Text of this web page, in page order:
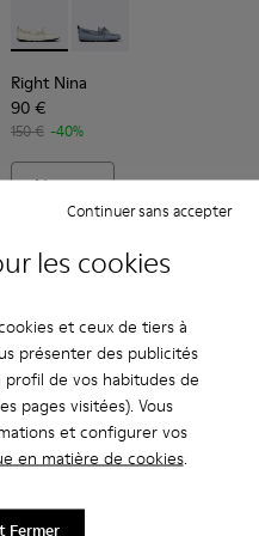
les cookies
et ceux de tiers à
présenter des publicités
profil de vos habitudes de
pages visitées). Vous
et configurer vos
en matière de cookies.
Continuer sans accepter
Fermer
en cuir blanc Pour
004
- K201914-002
Kora Sandal - K201914-001
Right Nina - K201848-004 -
Right Nina -
Right Nina
90 €
150 € -40%
Ajouter